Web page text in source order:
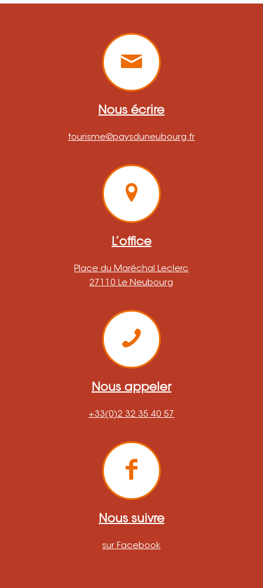
Nous écrire
tourisme@paysduneubourg.fr
L’office
Place du Maréchal Leclerc
27110 Le Neubourg
Nous appeler
+33(0)2 32 35 40 57
Nous suivre
sur Facebook